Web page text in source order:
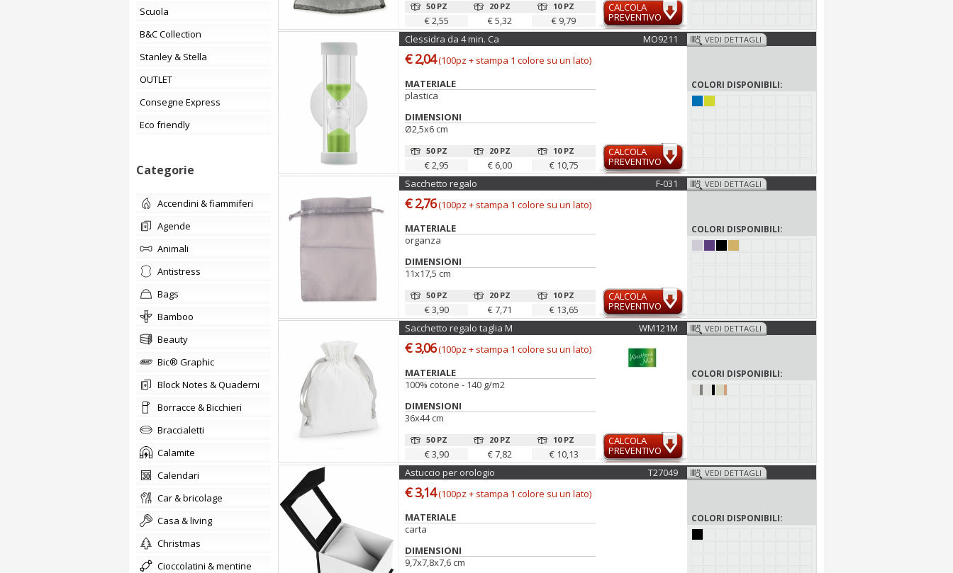
Scuola
B&C Collection
Stanley & Stella
OUTLET
Consegne Express
Eco friendly
Categorie
accendini & fiammiferi
agende
animali
Antistress
bags
Bamboo
beauty
Bic® Graphic
Block Notes & Quaderni
Borracce & Bicchieri
braccialetti
Calamite
calendari
car & bricolage
casa & living
christmas
cioccolatini & mentine
50 PZ
€ 2,55
20 PZ
€ 5,32
10 PZ
€ 9,79
CALCOLA
PREVENTIVO
Clessidra da 4 min. Ca MO9211
€ 2,04(100pz + stampa 1 colore su un lato)
MATERIALE
plastica
DIMENSIONI
Ø2,5x6 cm
50 PZ
€ 2,95
20 PZ
€ 6,00
10 PZ
€ 10,75
CALCOLA
PREVENTIVO
VEDI DETTAGLI
COLORI DISPONIBILI:
Sacchetto regalo F-031
€ 2,76(100pz + stampa 1 colore su un lato)
MATERIALE
organza
DIMENSIONI
11x17,5 cm
50 PZ
€ 3,90
20 PZ
€ 7,71
10 PZ
€ 13,65
CALCOLA
PREVENTIVO
VEDI DETTAGLI
COLORI DISPONIBILI:
Sacchetto regalo taglia M WM121M
€ 3,06(100pz + stampa 1 colore su un lato)
MATERIALE
100% cotone - 140 g/m2
DIMENSIONI
36x44 cm
50 PZ
€ 3,90
20 PZ
€ 7,82
10 PZ
€ 10,13
CALCOLA
PREVENTIVO
VEDI DETTAGLI
COLORI DISPONIBILI:
Astuccio per orologio T27049
€ 3,14(100pz + stampa 1 colore su un lato)
MATERIALE
carta
DIMENSIONI
9,7x7,8x7,6 cm
VEDI DETTAGLI
COLORI DISPONIBILI: